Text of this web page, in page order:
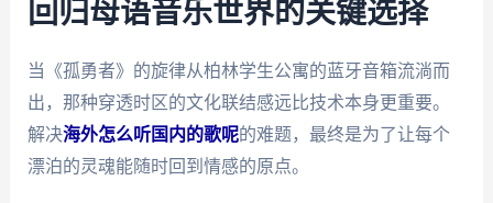
回归母语音乐世界的关键选择
当《孤勇者》的旋律从柏林学生公寓的蓝牙音箱流淌而
出，那种穿透时区的文化联结感远比技术本身更重要。
解决海外怎么听国内的歌呢的难题，最终是为了让每个
漂泊的灵魂能随时回到情感的原点。